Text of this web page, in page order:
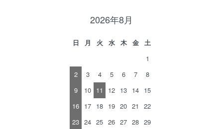
2026年8月
日 月 火 水 木 金
土
1
2
3 4 5 6 7
8
9
10 11 12 13 14 15
16 17 18 19 20 21
22
23 24 25 26 27 28 29